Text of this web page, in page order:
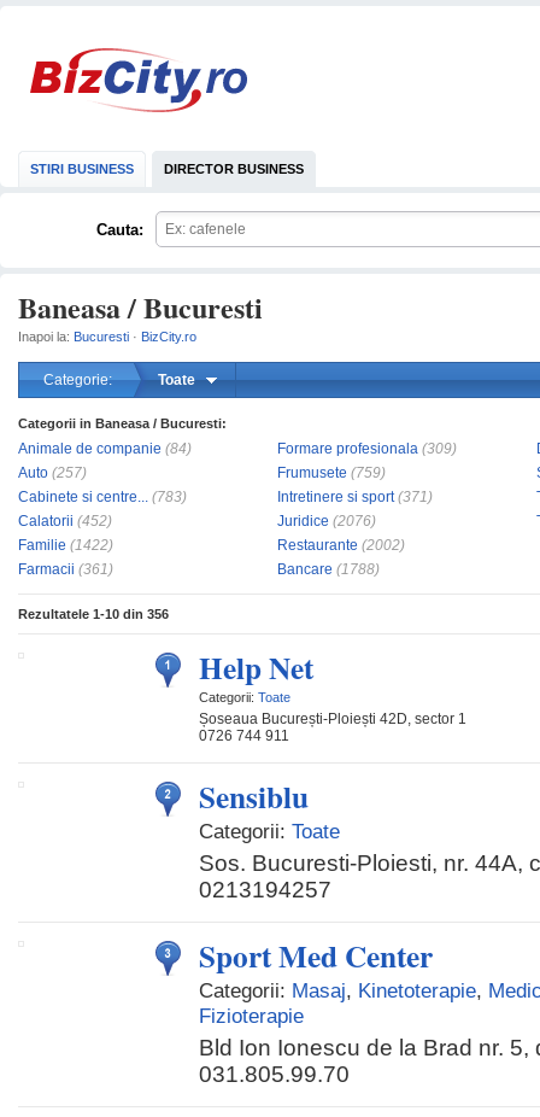
STIRI BUSINESS DIRECTOR BUSINESS
Cauta:
Baneasa / Bucuresti
Inapoi la: Bucuresti · BizCity.ro
Categorie: Toate
Categorii in Baneasa / Bucuresti:
Animale de companie (84)
Auto (257)
Cabinete si centre... (783)
Calatorii (452)
Familie (1422)
Farmacii (361)
Formare profesionala (309)
Frumusete (759)
Intretinere si sport (371)
Juridice (2076)
Restaurante (2002)
Bancare (1788)
Rezultatele 1-10 din 356
Help Net
Categorii: Toate
Șoseaua București-Ploiești 42D, sector 1
0726 744 911
Sensiblu
Categorii: Toate
Sos. Bucuresti-Ploiesti, nr. 44A,
0213194257
Sport Med Center
Categorii: Masaj, Kinetoterapie,
Fizioterapie
Bld Ion Ionescu de la Brad nr. 5,
031.805.99.70